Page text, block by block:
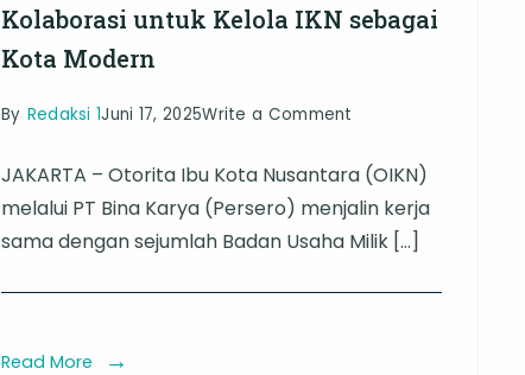
Kolaborasi untuk Kelola IKN sebagai
Kota Modern
By Redaksi 1Juni 17, 2025Write a Comment
Gandeng
BUMD
Jakarta:
Kolaborasi
JAKARTA – Otorita Ibu Kota Nusantara (OIKN)
melalui PT Bina Karya (Persero) menjalin kerja
sama dengan sejumlah Badan Usaha Milik […]
Read More